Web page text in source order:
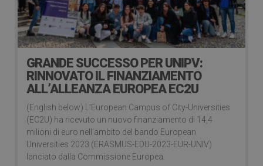
GRANDE SUCCESSO PER UNIPV:
RINNOVATO IL FINANZIAMENTO
ALL’ALLEANZA EUROPEA EC2U
(English below) L’European Campus of City-Universities
(EC2U) ha ricevuto un nuovo finanziamento di 14,4
milioni di euro nell’ambito del bando European
Universities 2023 (ERASMUS-EDU-2023-EUR-UNIV)
lanciato dalla Commissione Europea.